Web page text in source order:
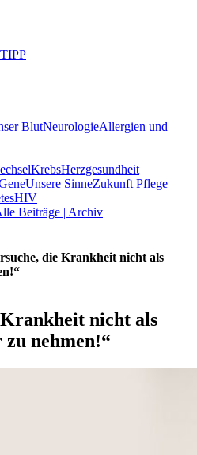
BlutNeurologieAllergien und
KrebsHerzgesundheit
Unsere SinneZukunft Pflege
HIV
Beiträge | Archiv
die Krankheit nicht als
nicht als
nehmen!“